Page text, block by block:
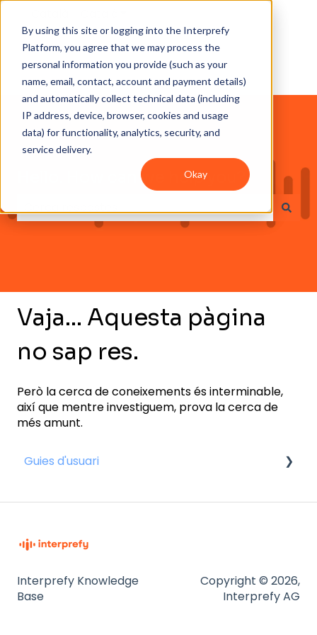
By using this site or logging into the Interprefy
Platform, you agree that we may process the
personal information you provide (such as your
name, email, contact, account and payment details)
and automatically collect technical data (including
IP address, device, browser, cookies and usage
data) for functionality, analytics, security, and
service delivery.
Okay
Hello. How can we help you?
No hi ha suggeriments perquè el camp de cerca
Vaja... Aquesta pàgina
no sap res.
Però la cerca de coneixements és interminable,
així que mentre investiguem, prova la cerca de
més amunt.
Guies d'usuari
Interprefy Knowledge
Base
Copyright © 2026,
Interprefy AG